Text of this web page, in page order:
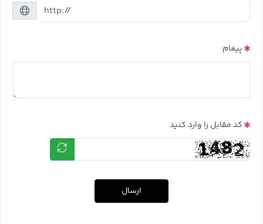
پیغام
کد مقابل را وارد کنید
ارسال